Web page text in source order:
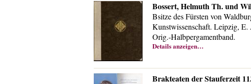
Bossert, Helmuth Th. und
Bsitze des Fürsten von
Kunstwissenschaft. Leipzig,
Orig.-Halbpergamentband.
Details anzeigen…
Brakteaten der Stauferzeit